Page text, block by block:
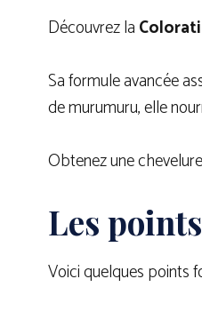
Découvrez la
Sa formule avancée
de murumuru, elle
Obtenez une
Les
Voici quelques points